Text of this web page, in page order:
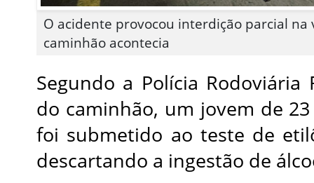
O acidente provocou interdição parcial
caminhão acontecia
Segundo a Polícia Rodoviária
do caminhão, um jovem de
foi submetido ao teste de
descartando a ingestão de